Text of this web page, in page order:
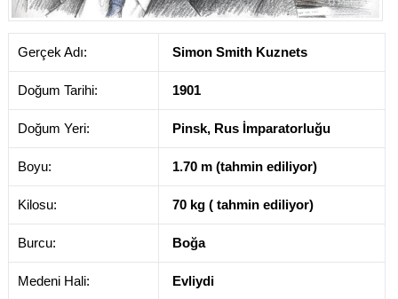
Gerçek Adı: Simon Smith Kuznets
Doğum Tarihi: 1901
Doğum Yeri: Pinsk, Rus İmparatorluğu
Boyu: 1.70 m (tahmin ediliyor)
Kilosu: 70 kg ( tahmin ediliyor)
Burcu: Boğa
Medeni Hali: Evliydi